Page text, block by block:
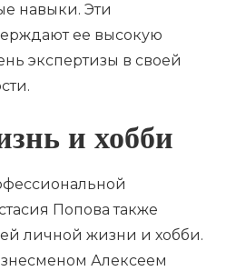
навыки. Эти
ее высокую
экспертизы в своей
и хобби
Попова также
личной жизни и хобби.
Алексеем